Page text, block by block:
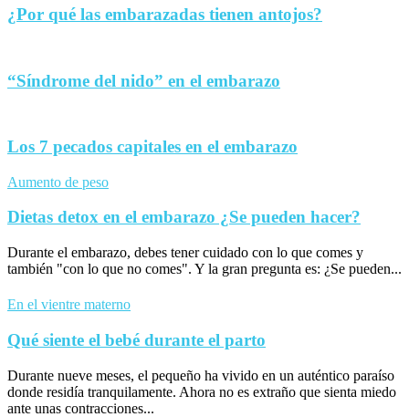
¿Por qué las embarazadas tienen antojos?
“Síndrome del nido” en el embarazo
Los 7 pecados capitales en el embarazo
Aumento de peso
Dietas detox en el embarazo ¿Se pueden hacer?
Durante el embarazo, debes tener cuidado con lo que comes y
también "con lo que no comes". Y la gran pregunta es: ¿Se pueden...
En el vientre materno
Qué siente el bebé durante el parto
Durante nueve meses, el pequeño ha vivido en un auténtico paraíso
donde residía tranquilamente. Ahora no es extraño que sienta miedo
ante unas contracciones...